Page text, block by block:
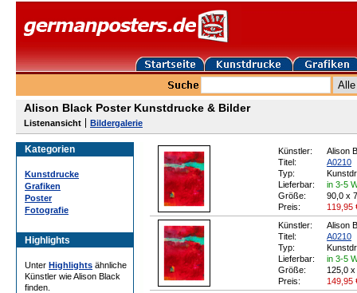
Alison Black Poster Kunstdrucke & Bilder
Listenansicht Bildergalerie
Kategorien
Kunstdrucke
Grafiken
Poster
Fotografie
Highlights
Unter Highlights ähnliche
Künstler wie Alison Black
finden.
Künstler:
Alison
Titel:
A0210
Typ:
Lieferbar:
in 3-5
Größe:
90,0 x
Preis:
119,95
Künstler:
Alison
Titel:
A0210
Typ:
Lieferbar:
in 3-5
Größe:
125,0
Preis:
149,95